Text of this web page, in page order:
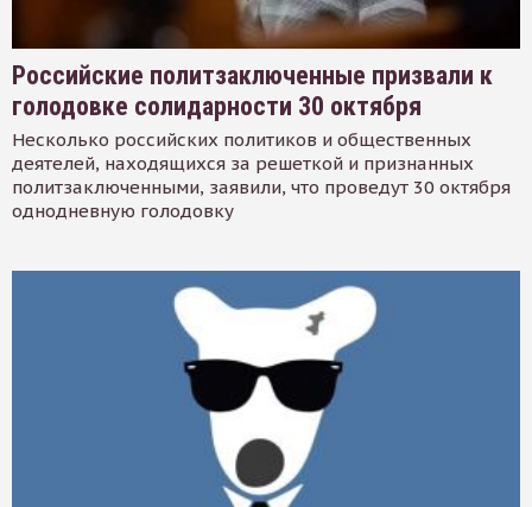
Российские политзаключенные призвали к
голодовке солидарности 30 октября
Несколько российских политиков и общественных
деятелей, находящихся за решеткой и признанных
политзаключенными, заявили, что проведут 30 октября
однодневную голодовку